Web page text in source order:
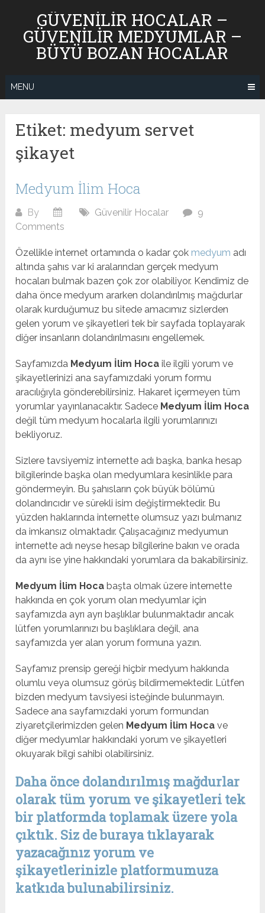
content
GÜVENILIR HOCALAR –
GÜVENILIR MEDYUMLAR –
BÜYÜ BOZAN HOCALAR
MENU
Etiket: medyum servet
şikayet
Medyum İlim Hoca
By Güvenilir Hocalar
9
Comments
Özellikle internet ortamında o kadar çok medyum adı
altında şahıs var ki aralarından gerçek medyum
hocaları bulmak bazen çok zor olabiliyor. Kendimiz de
daha önce medyum ararken dolandırılmış mağdurlar
olarak kurduğumuz bu sitede amacımız sizlerden
gelen yorum ve şikayetleri tek bir sayfada toplayarak
diğer insanların dolandırılmasını engellemek.
Sayfamızda Medyum İlim Hoca ile ilgili yorum ve
şikayetlerinizi ana sayfamızdaki yorum formu
aracılığıyla gönderebilirsiniz. Hakaret içermeyen tüm
yorumlar yayınlanacaktır. Sadece Medyum İlim Hoca
değil tüm medyum hocalarla ilgili yorumlarınızı
bekliyoruz.
Sizlere tavsiyemiz internette adı başka, banka hesap
bilgilerinde başka olan medyumlara kesinlikle para
göndermeyin. Bu şahısların çok büyük bölümü
dolandırıcıdır ve sürekli isim değiştirmektedir. Bu
yüzden haklarında internette olumsuz yazı bulmanız
da imkansız olmaktadır. Çalışacağınız medyumun
internette adı neyse hesap bilgilerine bakın ve orada
da aynı ise yine hakkındaki yorumlara da bakabilirsiniz.
Medyum İlim Hoca başta olmak üzere internette
hakkında en çok yorum olan medyumlar için
sayfamızda ayrı ayrı başlıklar bulunmaktadır ancak
lütfen yorumlarınızı bu başlıklara değil, ana
sayfamızda yer alan yorum formuna yazın.
Sayfamız prensip gereği hiçbir medyum hakkında
olumlu veya olumsuz görüş bildirmemektedir. Lütfen
bizden medyum tavsiyesi isteğinde bulunmayın.
Sadece ana sayfamızdaki yorum formundan
ziyaretçilerimizden gelen Medyum İlim Hoca ve
diğer medyumlar hakkındaki yorum ve şikayetleri
okuyarak bilgi sahibi olabilirsiniz.
Daha önce dolandırılmış mağdurlar
olarak tüm yorum ve şikayetleri tek
bir platformda toplamak üzere yola
çıktık. Siz de buraya tıklayarak
yazacağınız yorum ve
şikayetlerinizle platformumuza
katkıda bulunabilirsiniz.